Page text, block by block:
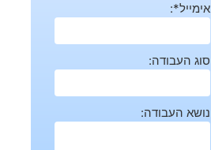
אימייל*:
סוג העבודה:
נושא העבודה: